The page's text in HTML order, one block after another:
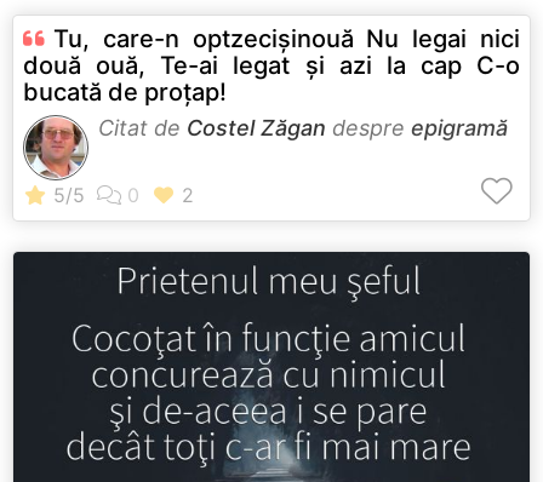
Tu, care-n optzecişinouă Nu legai nici
două ouă, Te-ai legat şi azi la cap C-o
bucată de proţap!
Citat de Costel Zăgan despre epigramă